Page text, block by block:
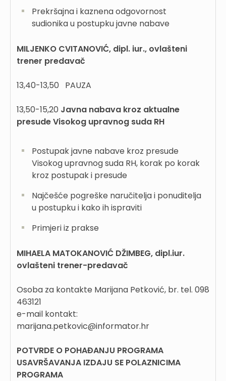
Prekršajna i kaznena odgovornost
sudionika u postupku javne nabave
MILJENKO CVITANOVIĆ, dipl. iur., ovlašteni
trener predavač
13,40-13,50 PAUZA
13,50-15,20 Javna nabava kroz aktualne
presude Visokog upravnog suda RH
Postupak javne nabave kroz presude
Visokog upravnog suda RH, korak po korak
kroz postupak i presude
Najčešće pogreške naručitelja i ponuditelja
u postupku i kako ih ispraviti
Primjeri iz prakse
MIHAELA MATOKANOVIĆ DŽIMBEG, dipl.iur.
ovlašteni trener-predavač
Osoba za kontakte Marijana Petković, br. tel. 098
463121
e-mail kontakt:
marijana.petkovic@informator.hr
POTVRDE O POHAĐANJU PROGRAMA
USAVRŠAVANJA IZDAJU SE POLAZNICIMA
PROGRAMA